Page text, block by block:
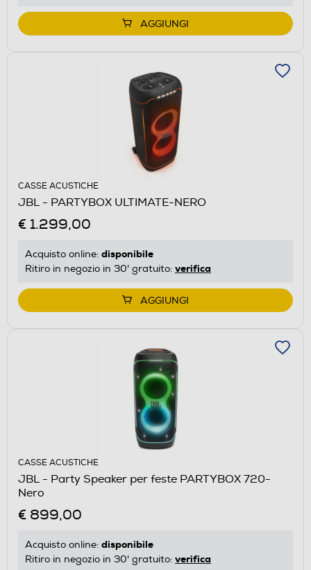
AGGIUNGI
CASSE ACUSTICHE
JBL - PARTYBOX ULTIMATE-NERO
€ 1.299,00
Acquisto online: disponibile
Ritiro in negozio in 30' gratuito: verifica
AGGIUNGI
CASSE ACUSTICHE
JBL - Party Speaker per feste PARTYBOX 720-
Nero
€ 899,00
Acquisto online: disponibile
Ritiro in negozio in 30' gratuito: verifica